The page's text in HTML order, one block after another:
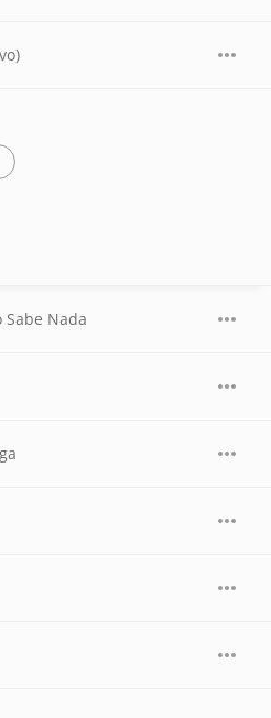
Sabe Nada